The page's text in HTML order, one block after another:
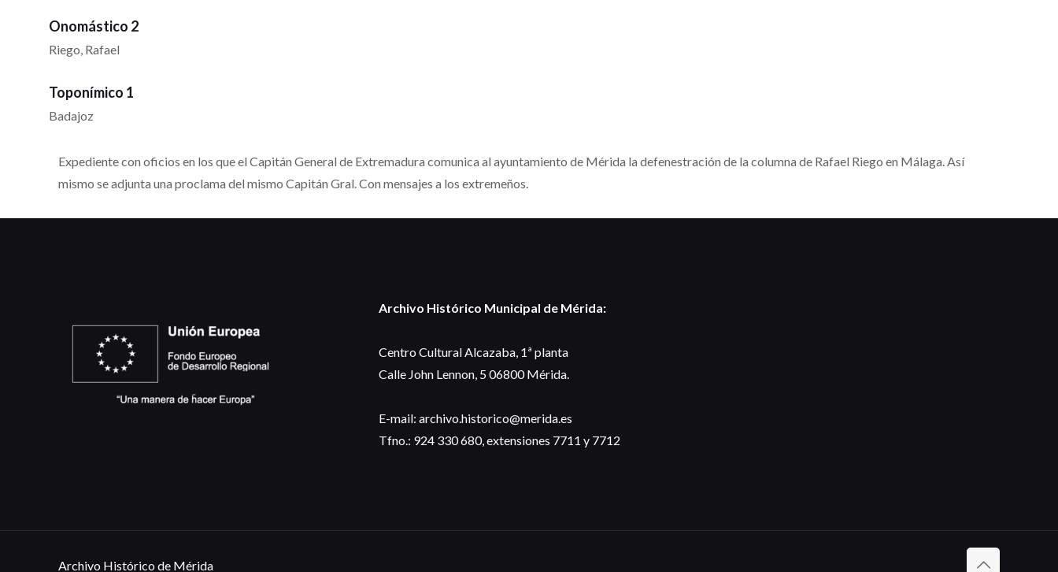
Onomástico 2
Riego, Rafael
Toponímico 1
Badajoz
Expediente con oficios en los que el Capitán General de Extremadura comunica al ayuntamiento de Mérida la defenestración de la columna de Rafael Riego en Málaga. Así
mismo se adjunta una proclama del mismo Capitán Gral. Con mensajes a los extremeños.
Archivo Histórico Municipal de Mérida:
Centro Cultural Alcazaba, 1ª planta
Calle John Lennon, 5 06800 Mérida.
E-mail: archivo.historico@merida.es
Tfno.: 924 330 680, extensiones 7711 y 7712
Archivo Histórico de Mérida